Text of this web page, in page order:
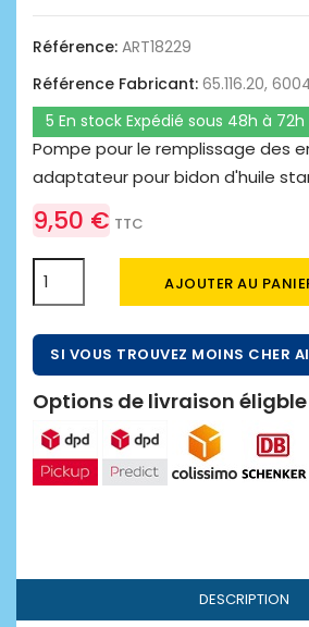
Référence: ART18229
Référence Fabricant: 65.116.20,
5 En stock Expédié sous 48h à 72h
Pompe pour le remplissage des
adaptateur pour bidon d'huile
9,50 € TTC
AJOUTER AU
SI VOUS TROUVEZ MOINS CHER
Options de livraison éligble
DESCRIPTION